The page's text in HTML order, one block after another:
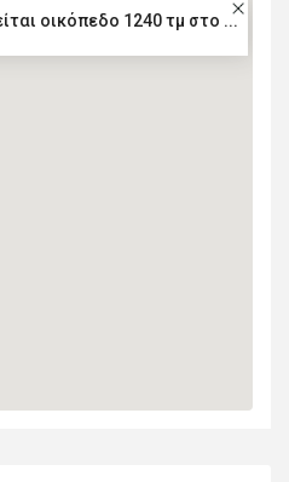
οικόπεδο 1240 τμ στο ...